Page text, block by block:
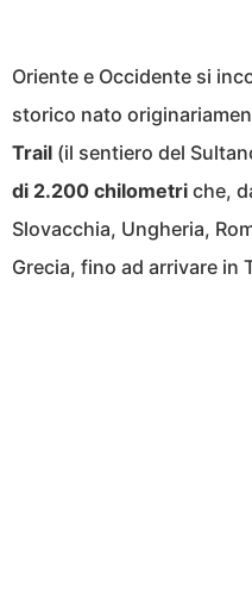
Oriente e Occidente si
storico nato
Trail (il sentiero del
di 2.200 chilometri che,
Slovacchia, Ungheria,
Grecia, fino ad arrivare in